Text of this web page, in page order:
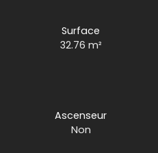
Surface
32.76 m²
Ascenseur
Non